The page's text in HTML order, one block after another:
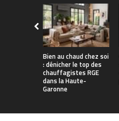
Bien au chaud chez soi
: dénicher le top des
chauffagistes RGE
dans la Haute-
Garonne